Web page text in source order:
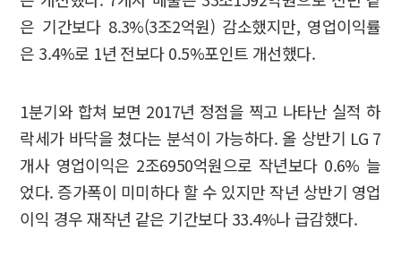
은 기간보다 8.3%(3조2억원) 감소했지만, 영업이익률
은 3.4%로 1년 전보다 0.5%포인트 개선했다.
1분기와 합쳐 보면 2017년 정점을 찍고 나타난 실적 하
락세가 바닥을 쳤다는 분석이 가능하다. 올 상반기 LG 7
개사 영업이익은 2조6950억원으로 작년보다 0.6% 늘
었다. 증가폭이 미미하다 할 수 있지만 작년 상반기 영업
이익 경우 재작년 같은 기간보다 33.4%나 급감했다.